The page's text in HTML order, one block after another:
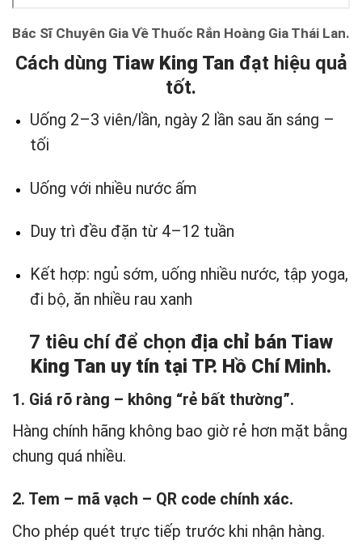
Bác Sĩ Chuyên Gia Về Thuốc Rắn Hoàng Gia Thái Lan.
Cách dùng Tiaw King Tan đạt hiệu quả
tốt.
Uống 2–3 viên/lần, ngày 2 lần sau ăn sáng –
tối
Uống với nhiều nước ấm
Duy trì đều đặn từ 4–12 tuần
Kết hợp: ngủ sớm, uống nhiều nước, tập yoga,
đi bộ, ăn nhiều rau xanh
7 tiêu chí để chọn địa chỉ bán Tiaw
King Tan uy tín tại TP. Hồ Chí Minh.
1. Giá rõ ràng – không “rẻ bất thường”.
Hàng chính hãng không bao giờ rẻ hơn mặt bằng
chung quá nhiều.
2. Tem – mã vạch – QR code chính xác.
Cho phép quét trực tiếp trước khi nhận hàng.